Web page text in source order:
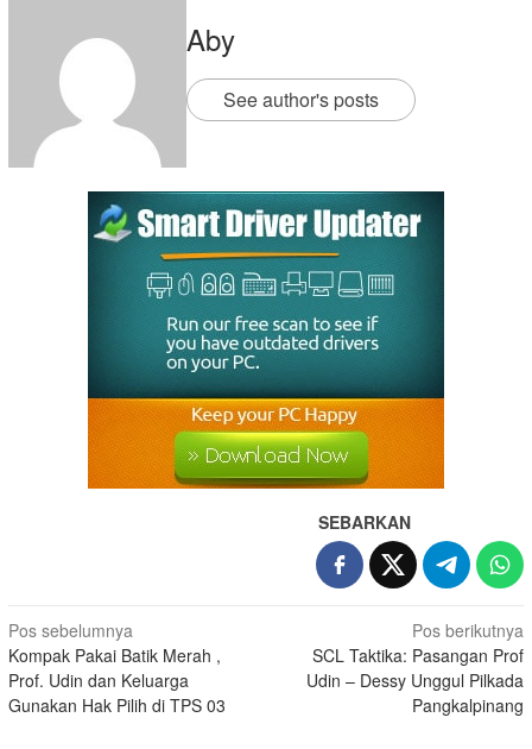
Aby
See author's posts
SEBARKAN
Pos sebelumnya
Kompak Pakai Batik Merah ,
Prof. Udin dan Keluarga
Gunakan Hak Pilih di TPS 03
Pos berikutnya
SCL Taktika: Pasangan Prof
Udin – Dessy Unggul Pilkada
Pangkalpinang